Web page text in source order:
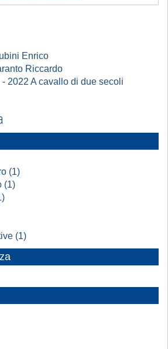
Enrico
Riccardo
2022 A cavallo di due secoli
(1)
(1)
(1)